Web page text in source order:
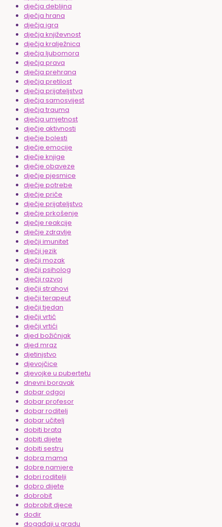
dječja debljina
dječja hrana
dječja igra
dječja književnost
dječja kralježnica
dječja ljubomora
dječja prava
dječja prehrana
dječja pretilost
dječja prijateljstva
dječja samosvijest
dječja trauma
dječja umjetnost
dječje aktivnosti
dječje bolesti
dječje emocije
dječje knjige
dječje obaveze
dječje pjesmice
dječje potrebe
dječje priče
dječje prijateljstvo
dječje prkošenje
dječje reakcije
dječje zdravlje
dječji imunitet
dječji jezik
dječji mozak
dječji psiholog
dječji razvoj
dječji strahovi
dječji terapeut
dječji tjedan
dječji vrtić
dječji vrtići
djed božićnjak
djed mraz
djetinjstvo
djevojčice
djevojke u pubertetu
dnevni boravak
dobar odgoj
dobar profesor
dobar roditelj
dobar učitelj
dobiti brata
dobiti dijete
dobiti sestru
dobra mama
dobre namjere
dobri roditelji
dobro dijete
dobrobit
dobrobit djece
dodir
događaji u gradu